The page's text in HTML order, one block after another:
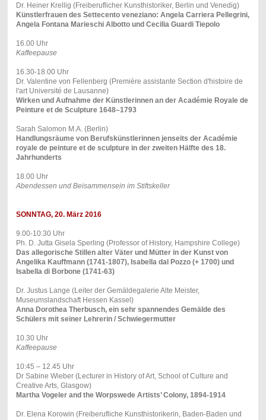
Dr. Heiner Krellig (Freiberuflicher Kunsthistoriker, Berlin und Venedig)
Künstlerfrauen des Settecento veneziano: Angela Carriera Pellegrini,
Angela Fontana Marieschi Albotto und Cecilia Guardi Tiepolo
16.00 Uhr
Kaffeepause
16.30-18.00 Uhr
Dr. Valentine von Fellenberg (Première assistante Section d'histoire de
l'art Université de Lausanne)
Wirken und Aufnahme der Künstlerinnen an der Académie Royale de
Peinture et de Sculpture 1648–1793
Sarah Salomon M.A. (Berlin)
Handlungsräume von Berufskünstlerinnen jenseits der Académie
royale de peinture et de sculpture in der zweiten Hälfte des 18.
Jahrhunderts
18.00 Uhr
Abendessen und Beisammensein im Stiftskeller
SONNTAG, 20. März 2016
9.00-10:30 Uhr
Ph. D. Jutta Gisela Sperling (Professor of History, Hampshire College)
Das allegorische Stillen alter Väter und Mütter in der Kunst von
Angelika Kauffmann (1741-1807), Isabella dal Pozzo (+ 1700) und
Isabella di Borbone (1741-63)
Dr. Justus Lange (Leiter der Gemäldegalerie Alte Meister,
Museumslandschaft Hessen Kassel)
Anna Dorothea Therbusch, ein sehr spannendes Gemälde des
Schülers mit seiner Lehrerin / Schwiegermutter
10.30 Uhr
Kaffeepause
10:45 – 12.45 Uhr
Dr Sabine Wieber (Lecturer in History of Art, School of Culture and
Creative Arts, Glasgow)
Martha Vogeler and the Worpswede Artists’ Colony, 1894-1914
Dr. Elena Korowin (Freiberufliche Kunsthistorikerin, Baden-Baden und